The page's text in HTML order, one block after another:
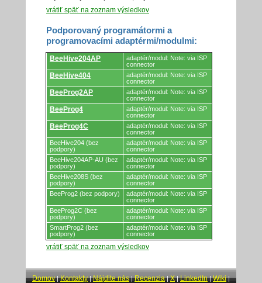
vrátiť späť na zoznam výsledkov
Podporovaný programátormi a
programovacími adaptérmi/modulmi:
Podporovaný
programátormi
a
programovacími
BeeHive204AP
adaptér/modul: Note: via ISP
connector
BeeHive404
adaptér/modul: Note: via ISP
connector
BeeProg2AP
adaptér/modul: Note: via ISP
connector
BeeProg4
adaptér/modul: Note: via ISP
connector
BeeProg4C
adaptér/modul: Note: via ISP
connector
BeeHive204 (bez
podpory)
adaptér/modul: Note: via ISP
connector
BeeHive204AP-AU (bez
podpory)
adaptér/modul: Note: via ISP
connector
BeeHive208S (bez
podpory)
adaptér/modul: Note: via ISP
connector
BeeProg2 (bez podpory)
adaptér/modul: Note: via ISP
connector
BeeProg2C (bez
podpory)
adaptér/modul: Note: via ISP
connector
SmartProg2 (bez
podpory)
adaptér/modul: Note: via ISP
connector
vrátiť späť na zoznam výsledkov
Domov|Kontakty|Nájdite nás|Recenzia|X|LinkedIn|Wiki|